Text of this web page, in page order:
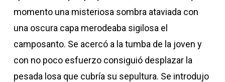
momento una misteriosa sombra ataviada con
una oscura capa merodeaba sigilosa el
camposanto. Se acercó a la tumba de la joven y
con no poco esfuerzo consiguió desplazar la
pesada losa que cubría su sepultura. Se introdujo